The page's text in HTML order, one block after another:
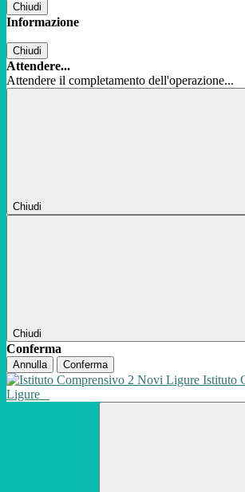
Chiudi
Informazione
Chiudi
Attendere...
Attendere il completamento dell'operazione...
Chiudi
Chiudi
Conferma
Annulla Conferma
Istituto
Ligure